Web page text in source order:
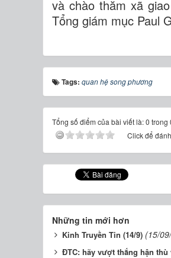
và chào thăm xã
Tổng giám mục Paul
Tags: quan hệ song phương
Tổng số điểm của bài viết là: 0 trong
Click để
Những tin mới hơn
Kinh Truyền Tin (14/9) (15/
ĐTC: hãy vượt thắng hận thù